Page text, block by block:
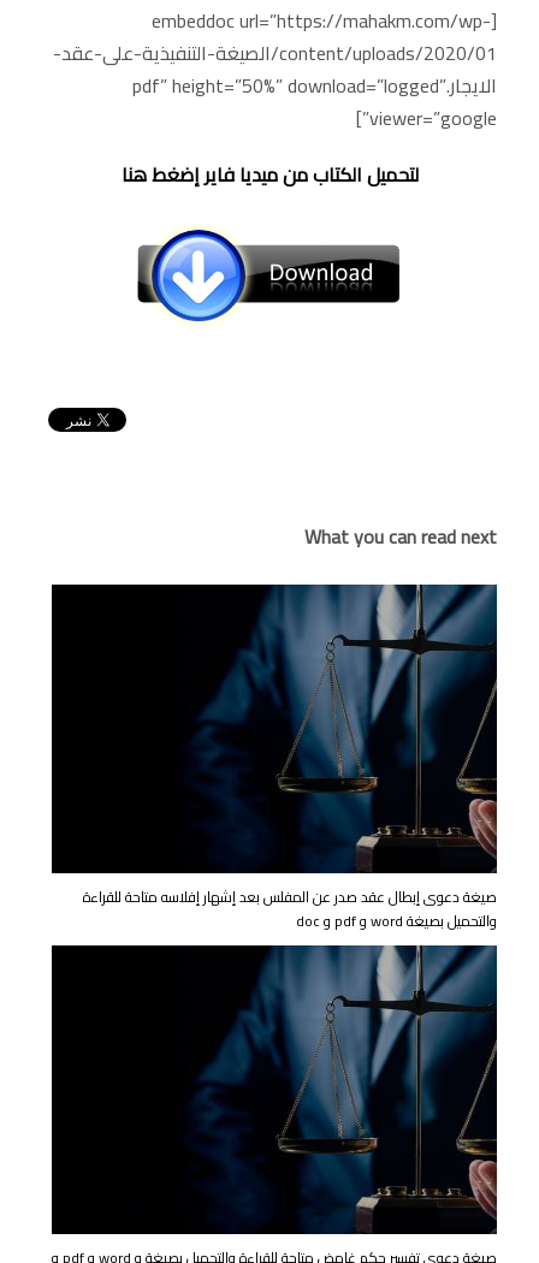
[embeddoc url=”https://mahakm.com/wp-
content/uploads/2020/01/الصيغة-التنفيذية-على-عقد-
الايجار.pdf” height=”50%” download=”logged”
viewer=”google”]
لتحميل الكتاب من ميديا فاير إضغط هنا
What you can read next
صيغة دعوى إبطال عقد صدر عن المفلس بعد إشهار إفلاسه متاحة للقراءة
والتحميل بصيغة word و pdf و doc
صيغة دعوي تفسير حكم غامض متاحة للقراءة والتحميل بصيغة و word و pdf و